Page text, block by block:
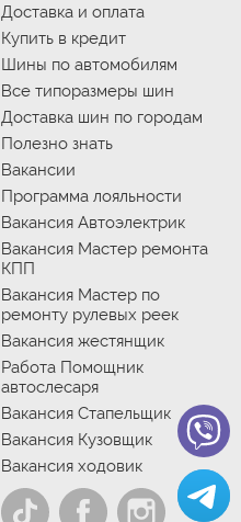
Доставка и оплата
Купить в кредит
Шины по автомобилям
Все типоразмеры шин
Доставка шин по городам
Полезно знать
Вакансии
Программа лояльности
Вакансия Автоэлектрик
Вакансия Мастер ремонта
КПП
Вакансия Мастер по
ремонту рулевых реек
Вакансия жестянщик
Работа Помощник
автослесаря
Вакансия Стапельщик
Вакансия Кузовщик
Вакансия ходовик